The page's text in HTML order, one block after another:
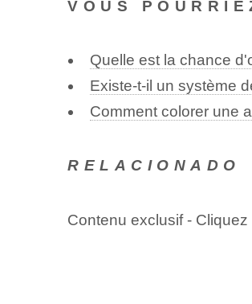
VOUS
Quelle est la chance
Existe-t-il un système
Comment colorer une
RELACIONADO
Contenu exclusif -